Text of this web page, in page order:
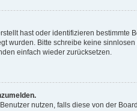
hast oder identifizieren bestimmte
wurden. Bitte schreibe keine
einfach wieder zurücksetzen.
nutzen, falls diese von der